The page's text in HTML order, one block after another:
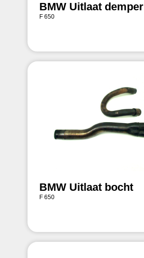
BMW Uitlaat demper
F 650
BMW Uitlaat bocht
F 650